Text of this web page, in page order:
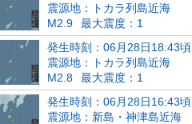
震源地：トカラ列島近海
M2.9
最大震度：1
発生時刻：06月28日18:43頃
震源地：トカラ列島近海
M2.8
最大震度：1
発生時刻：06月28日16:43頃
震源地：新島・神津島近海